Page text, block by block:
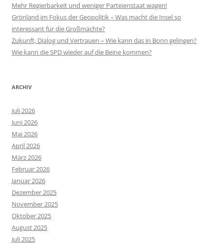
Mehr Regierbarkeit und weniger Parteienstaat wagen!
Grönland im Fokus der Geopolitik – Was macht die Insel so
interessant für die Großmächte?
Zukunft, Dialog und Vertrauen – Wie kann das in Bonn gelingen?
Wie kann die SPD wieder auf die Beine kommen?
ARCHIV
Juli 2026
Juni 2026
Mai 2026
April 2026
März 2026
Februar 2026
Januar 2026
Dezember 2025
November 2025
Oktober 2025
August 2025
Juli 2025